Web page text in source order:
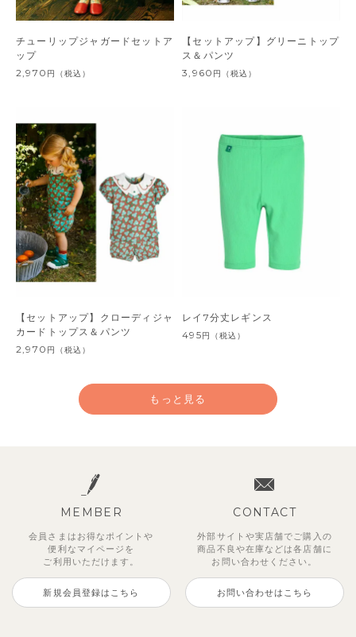
チューリップジャガードセットア
ップ
2,970 円 （税込）
【セットアップ】グリーニトップ
ス＆パンツ
3,960 円 （税込）
【セットアップ】クローディジャ
カードトップス＆パンツ
2,970 円 （税込）
レイ7分丈レギンス
495円 （税込）
もっと見る
MEMBER
会員さまはお得なポイントや
便利な マイページを
ご利用いただけます。
新規会員登録はこちら
CONTACT
外部サイトや実店舗でご購入の
商品不良や在庫などは各店舗に
お問い合わせください。
お問い合わせはこちら